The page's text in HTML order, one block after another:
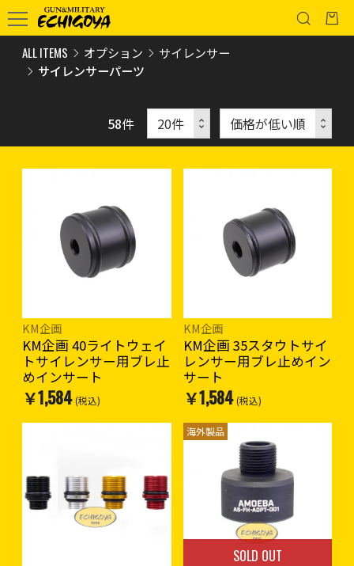
ALL ITEMS オプション
サイレンサー
サイレンサーパーツ
58件
KM企画
KM企画 40ライトウェイ
トサイレンサー用ブレ止
めインサート
￥1,584 (税込)
KM企画
KM企画 35スタウトサイ
レンサー用ブレ止めイン
サート
￥1,584 (税込)
海外製品
SOLD OUT